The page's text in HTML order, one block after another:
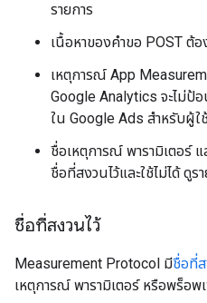
รายการ
เนื้อหาของคําขอ POST ต้
เหตุการณ์ App
Google Analytics จะไม่ป้
ใน Google Ads สําหรับผู้ใ
ชื่อเหตุการณ์ พารามิเตอร์
ชื่อที่สงวนไว้และใช้ไม่ได้ ดูร
ชื่อที่สงวนไว้
Measurement Protocol มีชื่อที่ส
เหตุการณ์ พารามิเตอร์ หรือพร็อพ